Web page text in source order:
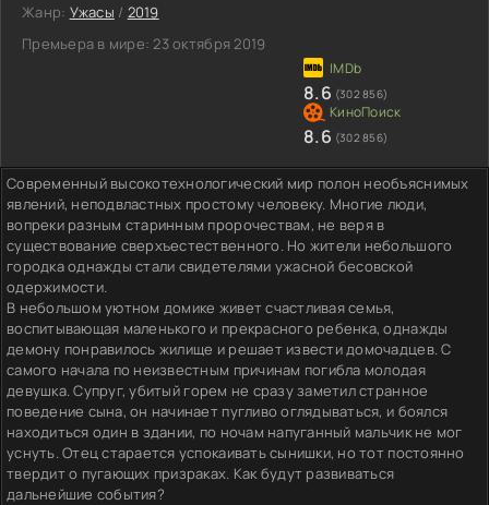
Жанр: Ужасы / 2019
Премьера в мире: 23 октября 2019
8.6 (302 856)
8.6 (302 856)
Современный высокотехнологический мир полон необъяснимых
явлений, неподвластных простому человеку. Многие люди,
вопреки разным старинным пророчествам, не веря в
существование сверхъестественного. Но жители небольшого
городка однажды стали свидетелями ужасной бесовской
одержимости.
В небольшом уютном домике живет счастливая семья,
воспитывающая маленького и прекрасного ребенка, однажды
демону понравилось жилище и решает извести домочадцев. С
самого начала по неизвестным причинам погибла молодая
девушка. Супруг, убитый горем не сразу заметил странное
поведение сына, он начинает пугливо оглядываться, и боялся
находиться один в здании, по ночам напуганный мальчик не мог
уснуть. Отец старается успокаивать сынишки, но тот постоянно
твердит о пугающих призраках. Как будут развиваться
дальнейшие события?